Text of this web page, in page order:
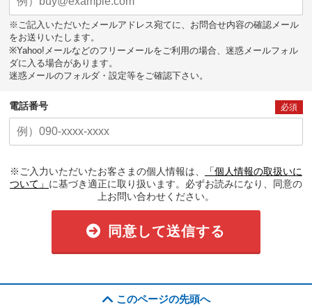
※ご記入いただいたメールアドレス宛てに、お問合せ内容の確認メール
をお送りいたします。
※Yahoo!メールなどのフリーメールをご利用の場合、迷惑メールフォル
ダに入る場合があります。
迷惑メールのフォルダ・設定等をご確認下さい。
電話番号 必須
※ご入力いただいたお客さまの個人情報は、
「個人情報の取扱いに
ついて」 に基づき適正に取り扱います。必ずお読みになり、同意の
上お問い合わせください。
同意して送信する
このページの先頭へ